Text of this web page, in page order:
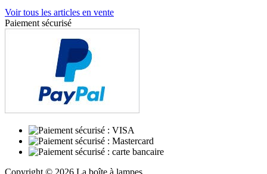
Voir tous les articles en vente
Paiement sécurisé
Copyright © 2026 La boîte à lampes